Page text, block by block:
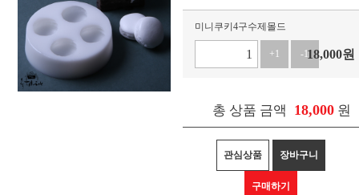
미니쿠키4구수제몰드
+1 -118,000원
총 상품 금액 18,000 원
관심상품 장바구니
구매하기